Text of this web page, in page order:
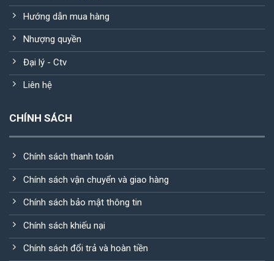
Hướng dẫn mua hàng
Nhượng quyền
Đại lý - Ctv
Liên hệ
CHÍNH SÁCH
Chính sách thanh toán
Chính sách vận chuyển và giao hàng
Chính sách bảo mật thông tin
Chính sách khiếu nại
Chính sách đổi trả và hoàn tiền